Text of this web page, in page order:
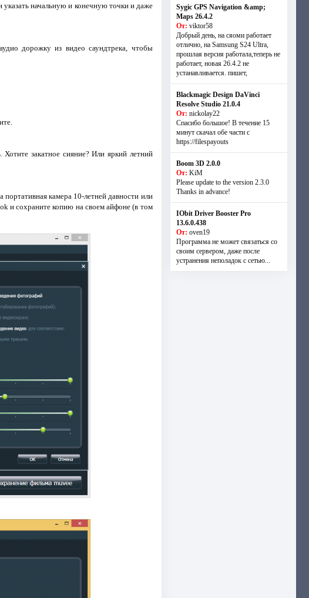
начальную и конечную точки и даже
дорожку из видео саундтрека, чтобы
закатное сияние? Или яркий летний
камера 10-летней давности или
и сохраните копию на своем айфоне (в том
Sygic GPS Navigation &amp;
Maps 26.4.2
От: viktor58
Добрый день, на сяоми работает
отлично, на Samsung S24 Ultra,
прошлая версия работала,теперь не
работает, новая 26.4.2 не
устанавливается. пишет,
Blackmagic Design DaVinci
Resolve Studio 21.0.4
От: nickolay22
Спасибо большое! В течение 15
минут скачал обе части с
https://filespayouts
Boom 3D 2.0.0
От: KiM
Please update to the version 2.3.0
Thanks in advance!
IObit Driver Booster Pro
13.6.0.438
От: oven19
Программа не может связаться со
своим сервером, даже после
устранения неполадок с сетью...